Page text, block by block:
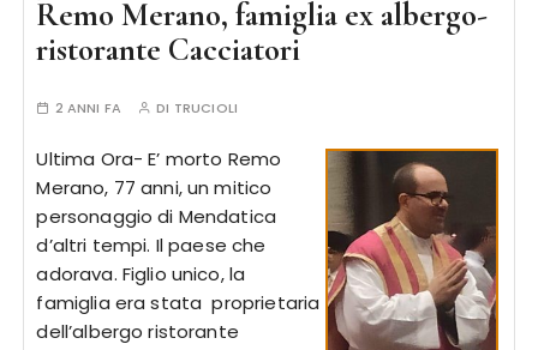
Remo Merano, famiglia ex albergo-
ristorante Cacciatori
2 ANNI FA DI TRUCIOLI
Ultima Ora- E’ morto Remo
Merano, 77 anni, un mitico
personaggio di Mendatica
d’altri tempi. Il paese che
adorava. Figlio unico, la
famiglia era stata proprietaria
dell’albergo ristorante